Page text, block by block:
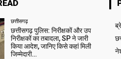
छत्तीसगढ़
छत्तीसगढ़ पुलिस: निरीक्षकों और उप
निरीक्षकों का तबादला, SP ने जारी
किया आदेश, जानिए किसे कहां मिली
जिम्मेदारी…